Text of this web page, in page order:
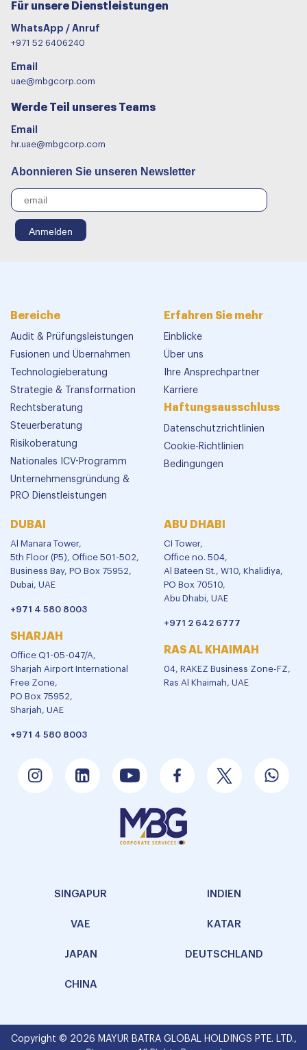
Für unsere Dienstleistungen
WhatsApp / Anruf
+971 52 6406240
Email
uae@mbgcorp.com
Werde Teil unseres Teams
Email
hr.uae@mbgcorp.com
Abonnieren Sie unseren Newsletter
Bereiche
Audit & Prüfungsleistungen
Fusionen und Übernahmen
Technologieberatung
Strategie & Transformation
Rechtsberatung
Steuerberatung
Risikoberatung
Nationales ICV-Programm
Unternehmensgründung &
PRO Dienstleistungen
Erfahren Sie mehr
Einblicke
Über uns
Ihre Ansprechpartner
Karriere
Haftungsausschluss
Datenschutzrichtlinien
Cookie-Richtlinien
Bedingungen
DUBAI
Al Manara Tower,
5th Floor (P5), Office 501-502,
Business Bay, PO Box 75952,
Dubai, UAE
+971 4 580 8003
SHARJAH
Office Q1-05-047/A,
Sharjah Airport International
Free Zone,
PO Box 75952,
Sharjah, UAE
+971 4 580 8003
ABU DHABI
CI Tower,
Office no. 504,
Al Bateen St., W10, Khalidiya,
PO Box 70510,
Abu Dhabi, UAE
+971 2 642 6777
RAS AL KHAIMAH
04, RAKEZ Business Zone-FZ,
Ras Al Khaimah, UAE
SINGAPUR INDIEN
VAE KATAR
JAPAN DEUTSCHLAND
CHINA
Copyright © 2026 MAYUR BATRA GLOBAL HOLDINGS PTE. LTD.,